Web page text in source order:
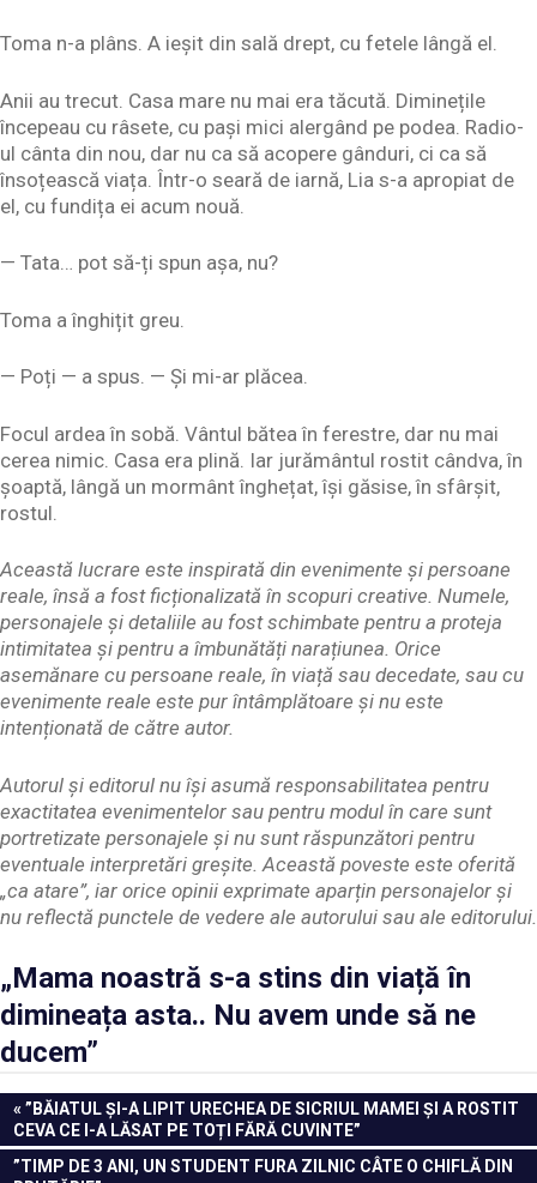
Toma n-a plâns. A ieșit din sală drept, cu fetele lângă el.
Anii au trecut. Casa mare nu mai era tăcută. Diminețile
începeau cu râsete, cu pași mici alergând pe podea. Radio-
ul cânta din nou, dar nu ca să acopere gânduri, ci ca să
însoțească viața. Într-o seară de iarnă, Lia s-a apropiat de
el, cu fundița ei acum nouă.
— Tata… pot să-ți spun așa, nu?
Toma a înghițit greu.
— Poți — a spus. — Și mi-ar plăcea.
Focul ardea în sobă. Vântul bătea în ferestre, dar nu mai
cerea nimic. Casa era plină. Iar jurământul rostit cândva, în
șoaptă, lângă un mormânt înghețat, își găsise, în sfârșit,
rostul.
Această lucrare este inspirată din evenimente și persoane
reale, însă a fost ficționalizată în scopuri creative. Numele,
personajele și detaliile au fost schimbate pentru a proteja
intimitatea și pentru a îmbunătăți narațiunea. Orice
asemănare cu persoane reale, în viață sau decedate, sau cu
evenimente reale este pur întâmplătoare și nu este
intenționată de către autor.
Autorul și editorul nu își asumă responsabilitatea pentru
exactitatea evenimentelor sau pentru modul în care sunt
portretizate personajele și nu sunt răspunzători pentru
eventuale interpretări greșite. Această poveste este oferită
„ca atare”, iar orice opinii exprimate aparțin personajelor și
nu reflectă punctele de vedere ale autorului sau ale editorului.
„Mama noastră s-a stins din viață în
dimineața asta.. Nu avem unde să ne
ducem”
Navigare
în
PREVIOUS
POST:
”BĂIATUL ȘI-A LIPIT URECHEA DE SICRIUL MAMEI ȘI A ROSTIT
CEVA CE I-A LĂSAT PE TOȚI FĂRĂ CUVINTE”
NEXT
”TIMP DE 3 ANI, UN STUDENT FURA ZILNIC CÂTE O CHIFLĂ DIN